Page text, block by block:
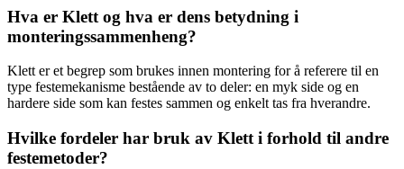
Hva er Klett og hva er dens betydning i
monteringssammenheng?
Klett er et begrep som brukes innen montering for å referere til en
type festemekanisme bestående av to deler: en myk side og en
hardere side som kan festes sammen og enkelt tas fra hverandre.
Hvilke fordeler har bruk av Klett i forhold til andre
festemetoder?